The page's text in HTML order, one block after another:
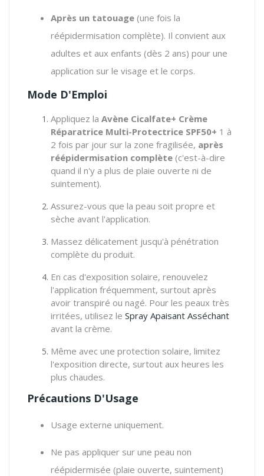
Après un tatouage (une fois la
réépidermisation complète). Il convient aux
adultes et aux enfants (dès 2 ans) pour une
application sur le visage et le corps.
Mode D'Emploi
Appliquez la Avène Cicalfate+ Crème
Réparatrice Multi-Protectrice SPF50+ 1 à
2 fois par jour sur la zone fragilisée, après
réépidermisation complète (c'est-à-dire
quand il n'y a plus de plaie ouverte ni de
suintement).
Assurez-vous que la peau soit propre et
sèche avant l'application.
Massez délicatement jusqu'à pénétration
complète du produit.
En cas d'exposition solaire, renouvelez
l'application fréquemment, surtout après
avoir transpiré ou nagé. Pour les peaux très
irritées, utilisez le Spray Apaisant Asséchant
avant la crème.
Même avec une protection solaire, limitez
l'exposition directe, surtout aux heures les
plus chaudes.
Précautions D'Usage
Usage externe uniquement.
Ne pas appliquer sur une peau non
réépidermisée (plaie ouverte, suintement)